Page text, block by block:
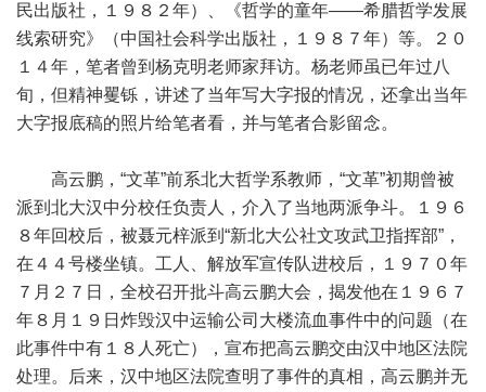
民出版社，１９８２年）、《哲学的童年——希腊哲学发展
线索研究》（中国社会科学出版社，１９８７年）等。２０
１４年，笔者曾到杨克明老师家拜访。杨老师虽已年过八
旬，但精神矍铄，讲述了当年写大字报的情况，还拿出当年
大字报底稿的照片给笔者看，并与笔者合影留念。
高云鹏，“文革”前系北大哲学系教师，“文革”初期曾被
派到北大汉中分校任负责人，介入了当地两派争斗。１９６
８年回校后，被聂元梓派到“新北大公社文攻武卫指挥部”，
在４４号楼坐镇。工人、解放军宣传队进校后，１９７０年
７月２７日，全校召开批斗高云鹏大会，揭发他在１９６７
年８月１９日炸毁汉中运输公司大楼流血事件中的问题（在
此事件中有１８人死亡），宣布把高云鹏交由汉中地区法院
处理。后来，汉中地区法院查明了事件的真相，高云鹏并无